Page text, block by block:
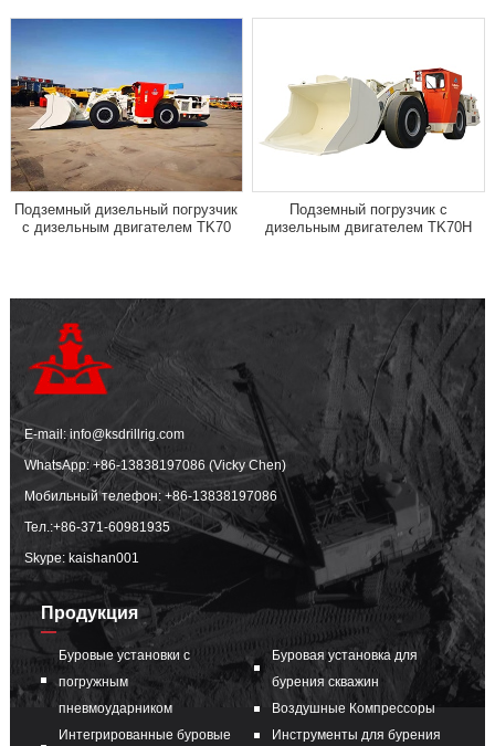
Подземный дизельный погрузчик
с дизельным двигателем TK70
Подземный погрузчик с
дизельным двигателем TK70H
E-mail:info@ksdrillrig.com
WhatsApp:+86-13838197086 (Vicky Chen)
Мобильный телефон:+86-13838197086
Тел.:+86-371-60981935
Skype: kaishan001
Продукция
Буровые установки с
погружным
пневмоударником
Интегрированные буровые
Буровая установка для
бурения скважин
Воздушные Компрессоры
Инструменты для бурения